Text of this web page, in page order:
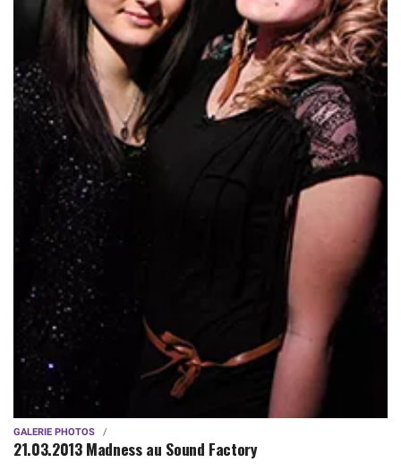
GALERIE PHOTOS
21.03.2013 Madness au Sound Factory